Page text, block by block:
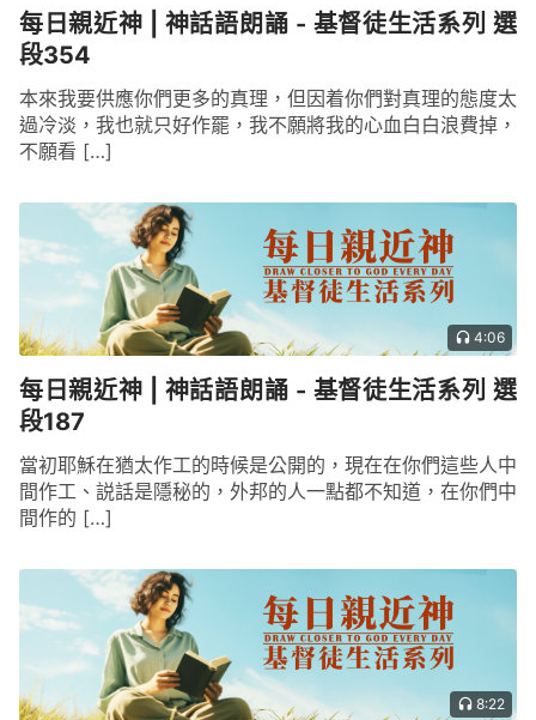
每日親近神 | 神話語朗誦 - 基督徒生活系列 選
段354
本來我要供應你們更多的真理，但因着你們對真理的態度太
過冷淡，我也就只好作罷，我不願將我的心血白白浪費掉，
不願看 […]
4:06
每日親近神 | 神話語朗誦 - 基督徒生活系列 選
段187
當初耶穌在猶太作工的時候是公開的，現在在你們這些人中
間作工、説話是隱秘的，外邦的人一點都不知道，在你們中
間作的 […]
8:22